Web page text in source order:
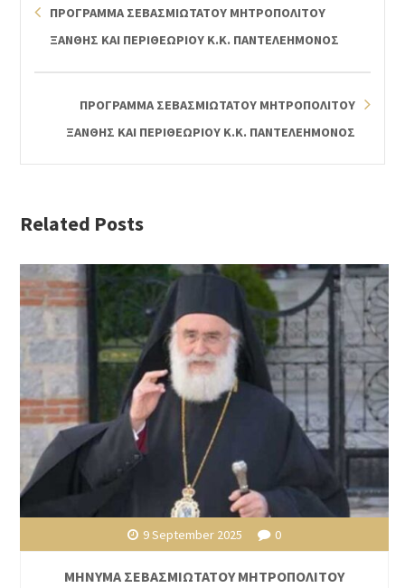
ΠΡΟΓΡΑΜΜΑ ΣΕΒΑΣΜΙΩΤΑΤΟΥ ΜΗΤΡΟΠΟΛΙΤΟΥ
ΞΑΝΘΗΣ ΚΑΙ ΠΕΡΙΘΕΩΡΙΟΥ Κ.Κ. ΠΑΝΤΕΛΕΗΜΟΝΟΣ
ΠΡΟΓΡΑΜΜΑ ΣΕΒΑΣΜΙΩΤΑΤΟΥ ΜΗΤΡΟΠΟΛΙΤΟΥ
ΞΑΝΘΗΣ ΚΑΙ ΠΕΡΙΘΕΩΡΙΟΥ Κ.Κ. ΠΑΝΤΕΛΕΗΜΟΝΟΣ
Related Posts
9 September 2025 0
ΜΗΝΥΜΑ ΣΕΒΑΣΜΙΩΤΑΤΟΥ ΜΗΤΡΟΠΟΛΙΤΟΥ